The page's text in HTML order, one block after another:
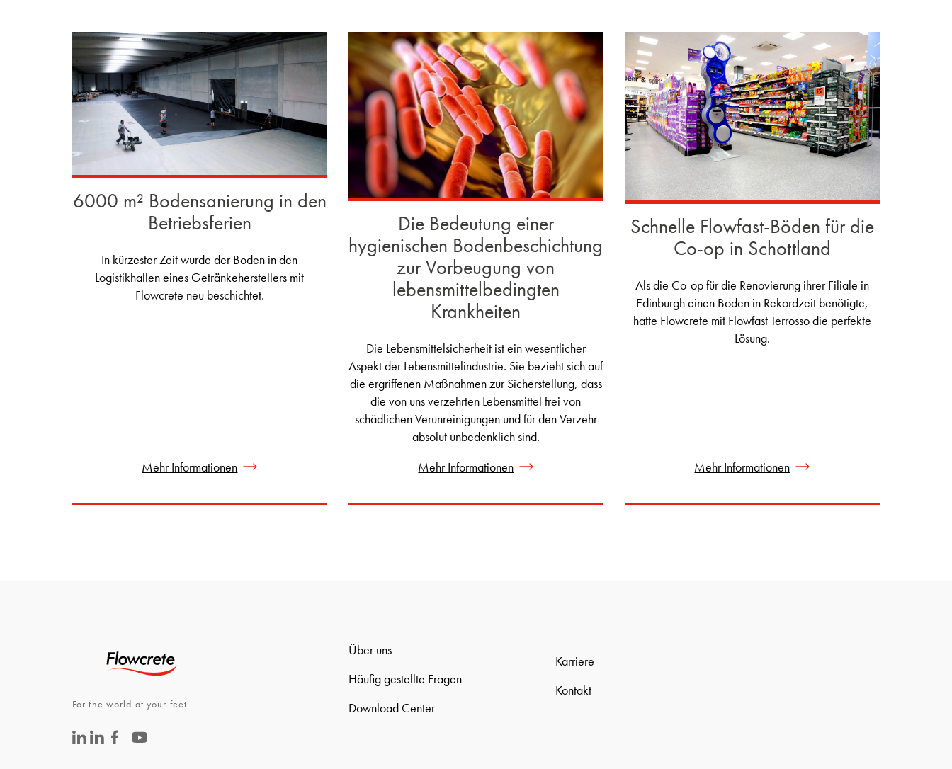
6000 m² Bodensanierung in den
Betriebsferien
In kürzester Zeit wurde der Boden in den
Logistikhallen eines Getränkeherstellers mit
Flowcrete neu beschichtet.
Mehr Informationen
Die Bedeutung einer
hygienischen Bodenbeschichtung
zur Vorbeugung von
lebensmittelbedingten
Krankheiten
Die Lebensmittelsicherheit ist ein wesentlicher
Aspekt der Lebensmittelindustrie. Sie bezieht sich auf
die ergriffenen Maßnahmen zur Sicherstellung, dass
die von uns verzehrten Lebensmittel frei von
schädlichen Verunreinigungen und für den Verzehr
absolut unbedenklich sind.
Mehr Informationen
Schnelle Flowfast-Böden für die
Co-op in Schottland
Als die Co-op für die Renovierung ihrer Filiale in
Edinburgh einen Boden in Rekordzeit benötigte,
hatte Flowcrete mit Flowfast Terrosso die perfekte
Lösung.
Mehr Informationen
For the world at your feet
Über uns
Häufig gestellte Fragen
Download Center
Karriere
Kontakt